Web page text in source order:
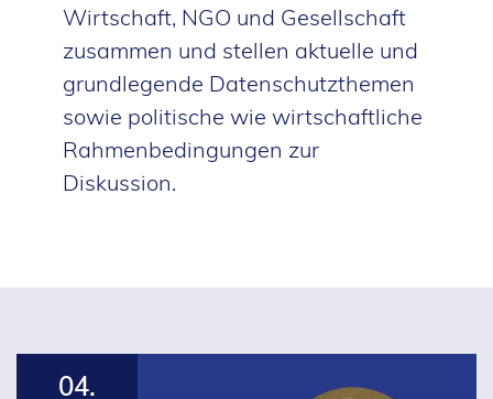
Wirtschaft, NGO und Gesellschaft
zusammen und stellen aktuelle und
grundlegende Datenschutzthemen
sowie politische wie wirtschaftliche
Rahmenbedingungen zur
Diskussion.
04.